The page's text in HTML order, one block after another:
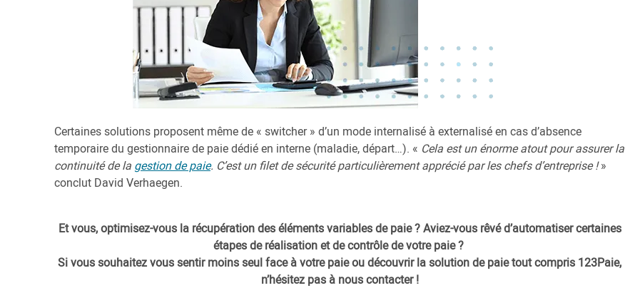
Certaines solutions proposent même de « switcher » d’un mode internalisé à externalisé en cas d’absence
temporaire du gestionnaire de paie dédié en interne (maladie, départ…). « Cela est un énorme atout pour assurer la
continuité de la gestion de paie. C’est un filet de sécurité particulièrement apprécié par les chefs d’entreprise !»
conclut David Verhaegen.
Et vous, optimisez-vous la récupération des éléments variables de paie ? Aviez-vous rêvé d’automatiser certaines
étapes de réalisation et de contrôle de votre paie ?
Si vous souhaitez vous sentir moins seul face à votre paie ou découvrir la solution de paie tout compris 123Paie,
n’hésitez pas à nous contacter !